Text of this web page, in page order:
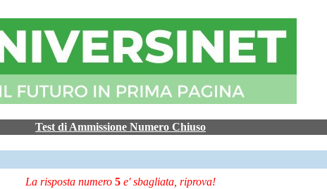
Test di Ammissione Numero Chiuso
La risposta numero 5 e' sbagliata, riprova!